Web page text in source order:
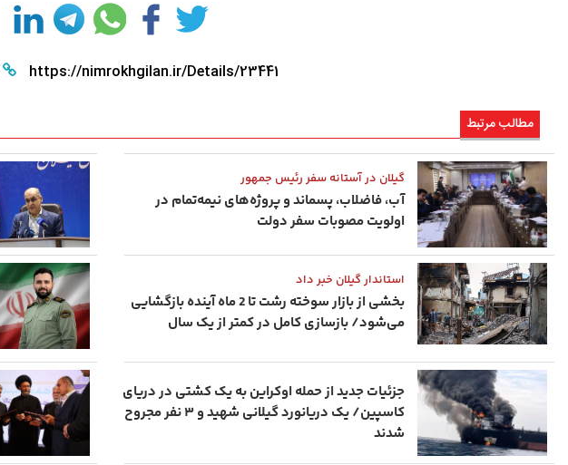
https://nimrokhgilan.ir/Details/23441
مطالب مرتبط
گیلان در آستانه سفر رئیس ‌جمهور
آب، فاضلاب، پسماند و پروژه‌های نیمه‌تمام در
اولویت مصوبات سفر دولت
استاندار گیلان خبر داد
بخشی از بازار سوخته رشت تا 2 ماه آینده بازگشایی
می‌شود/ بازسازی کامل در کمتر از یک سال
جزئیات جدید از حمله اوکراین به یک کشتی در دریای
کاسپین/ یک دریانورد گیلانی شهید و ۳ نفر مجروح
شدند